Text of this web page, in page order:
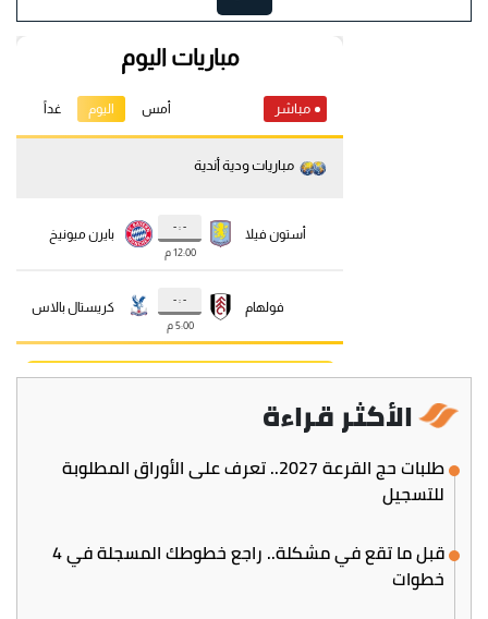
الأكثر قراءة
طلبات حج القرعة 2027.. تعرف على الأوراق المطلوبة
للتسجيل
قبل ما تقع في مشكلة.. راجع خطوطك المسجلة في 4
خطوات